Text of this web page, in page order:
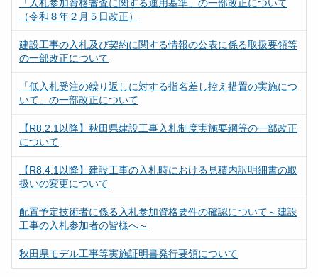
「入札参加資格審査に関する運用基準」の一部改正について
（令和８年２月５日改正）
建設工事の入札及び契約に関する情報の公表に係る取扱要領等
の一部改正について
「低入札受注の繰り返しに対する指名差し控え措置の実施につ
いて」の一部改正について
【R8.2.1以降】秋田県建設工事入札制度実施要綱等の一部改正
について
【R8.4.1以降】建設工事の入札時における見積内訳明細書の取
扱いの変更について
配置予定技術者に係る入札参加資格要件の確認について～建設
工事の入札参加者の皆様へ～
秋田県モデル工事等実施証明書発行要領について